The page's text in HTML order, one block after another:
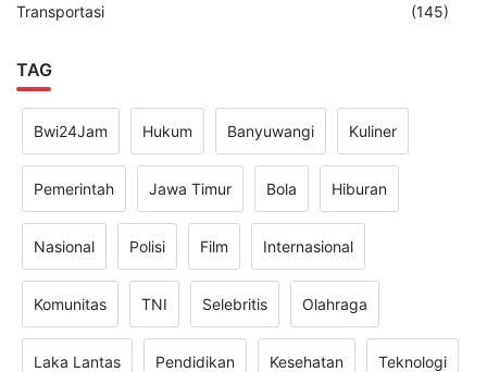
Transportasi (145)
TAG
Bwi24Jam Hukum Banyuwangi Kuliner
Pemerintah Jawa Timur Bola Hiburan
Nasional Polisi Film Internasional
Komunitas TNI Selebritis Olahraga
Laka Lantas Pendidikan Kesehatan Teknologi